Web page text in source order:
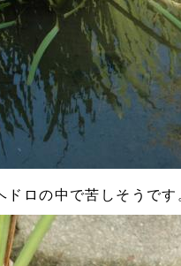
ドロの中で苦しそうです